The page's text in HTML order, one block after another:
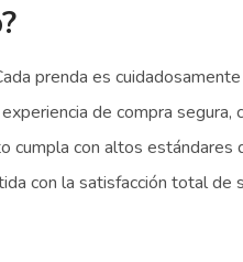
prenda es
de compra
cumpla con altos
con la satisfacción total